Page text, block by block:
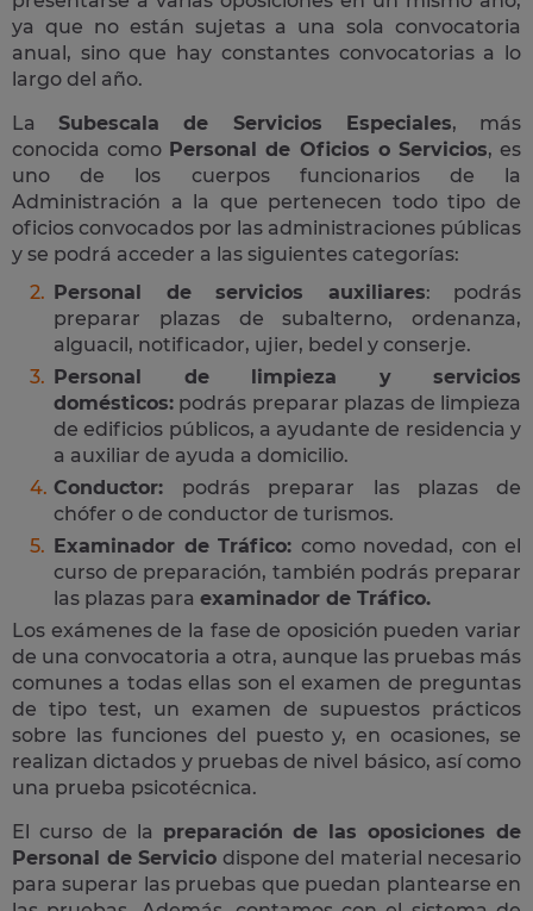
ya que no están sujetas a una sola convocatoria
anual, sino que hay constantes convocatorias a lo
largo del año.
LaSubescala de Servicios Especiales, más
conocida como Personal de Oficios o Servicios, es
uno de los cuerpos funcionarios de la
Administración a la que pertenecen todo tipo de
oficios convocados por las administraciones públicas
y se podrá acceder a las siguientes categorías:
Personal de servicios auxiliares: podrás
preparar plazas de subalterno, ordenanza,
alguacil, notificador, ujier, bedel y conserje.
Personal de limpieza y servicios
domésticos: podrás preparar plazas de limpieza
de edificios públicos, a ayudante de residencia y
a auxiliar de ayuda a domicilio.
Conductor: podrás preparar las plazas de
chófer o de conductor de turismos.
Examinador de Tráfico: como novedad, con el
curso de preparación, también podrás preparar
las plazas para examinador de Tráfico.
Los exámenes de la fase de oposición pueden variar
de una convocatoria a otra, aunque las pruebas más
comunes a todas ellas son el examen de preguntas
de tipo test, un examen de supuestos prácticos
sobre las funciones del puesto y, en ocasiones, se
realizan dictados y pruebas de nivel básico, así como
una prueba psicotécnica.
El curso de la preparación de las oposiciones de
Personal de Servicio dispone del material necesario
para superar las pruebas que puedan plantearse en